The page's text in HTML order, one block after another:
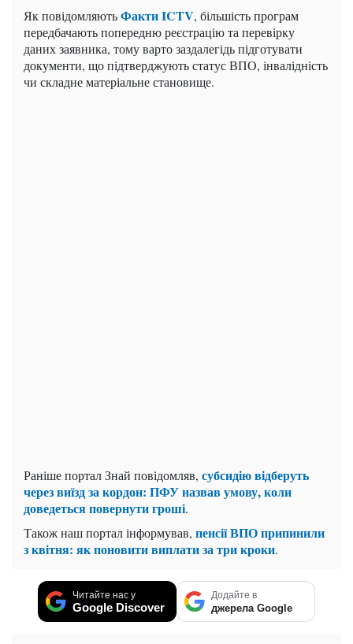
Як повідомляютьФакти ICTV, більшість програм
передбачають попередню реєстрацію та перевірку
даних заявника, тому варто заздалегідь підготувати
документи, що підтверджують статус ВПО, інвалідність
чи складне матеріальне становище.
Раніше портал Знай повідомляв, субсидію відберуть
через виїзд за кордон: ПФУ назвав умову, коли
доведеться повернути гроші.
Також наш портал інформував, пенсії ВПО припинили
з квітня: як поновити виплати за три кроки.
Читайте нас у
Google Discover
Додайте в
джерела Google